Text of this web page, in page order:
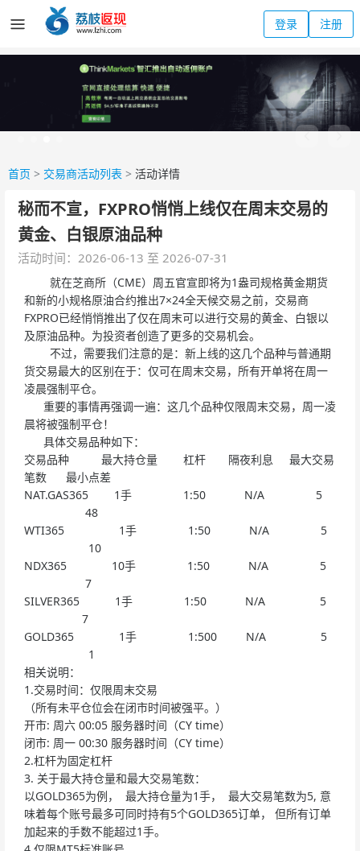
登录 注册
首页 > 交易商活动列表 > 活动详情
秘而不宣，FXPRO悄悄上线仅在周末交易的
黄金、白银原油品种
活动时间：2026-06-13 至 2026-07-31
就在芝商所（CME）周五官宣即将为1盎司规格黄金期货
和新的小规格原油合约推出7×24全天候交易之前，交易商
FXPRO已经悄悄推出了仅在周末可以进行交易的黄金、白银以
及原油品种。为投资者创造了更多的交易机会。
不过，需要我们注意的是：新上线的这几个品种与普通期
货交易最大的区别在于：仅可在周末交易，所有开单将在周一
凌晨强制平仓。
重要的事情再强调一遍：这几个品种仅限周末交易，周一凌
晨将被强制平仓！
具体交易品种如下：
交易品种 最大持仓量 杠杆 隔夜利息 最大交易
笔数 最小点差
NAT.GAS365 1手 1:50 N/A 5
48
WTI365 1手 1:50 N/A 5
10
NDX365 10手 1:50 N/A 5
7
SILVER365 1手 1:50 N/A 5
7
GOLD365 1手 1:500 N/A 5
1
相关说明：
1.交易时间：仅限周末交易
（所有未平仓位会在闭市时间被强平。）
开市: 周六 00:05 服务器时间（CY time）
闭市: 周一 00:30 服务器时间（CY time）
2.杠杆为固定杠杆
3. 关于最大持仓量和最大交易笔数：
以GOLD365为例， 最大持仓量为1手， 最大交易笔数为5, 意
味着每个账号最多可同时持有5个GOLD365订单， 但所有订单
加起来的手数不能超过1手。